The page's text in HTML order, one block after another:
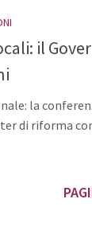
il
la
di riforma